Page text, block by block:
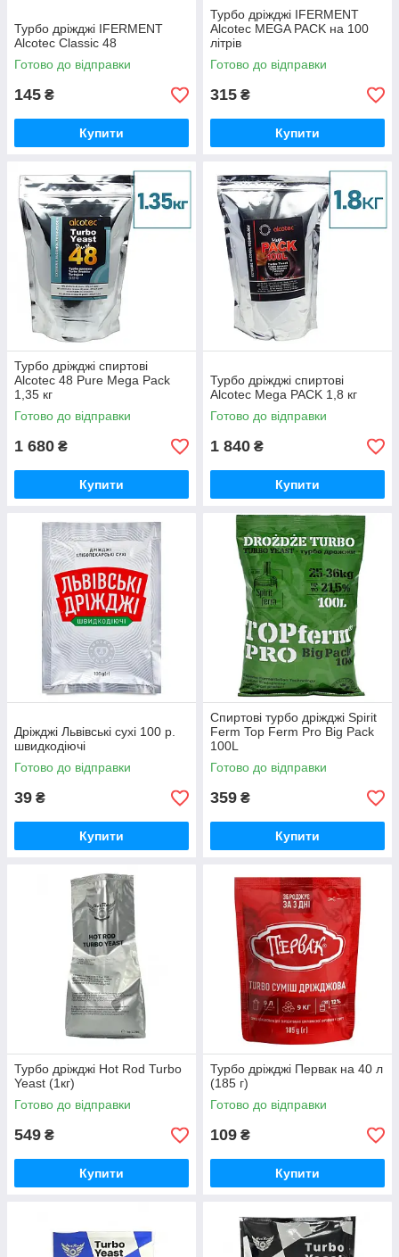
Турбо дріжджі IFERMENT
Alcotec Classic 48
Готово до відправки
145 ₴
Купити
Турбо дріжджі IFERMENT
Alcotec MEGA PACK на 100
літрів
Готово до відправки
315 ₴
Купити
Турбо дріжджі спиртові
Alcotec 48 Pure Mega Pack
1,35 кг
Готово до відправки
1 680 ₴
Купити
Турбо дріжджі спиртові
Alcotec Mega PACK 1,8 кг
Готово до відправки
1 840 ₴
Купити
Дріжджі Львівські сухі 100 р.
швидкодіючі
Готово до відправки
39 ₴
Купити
Спиртові турбо дріжджі Spirit
Ferm Top Ferm Pro Big Pack
100L
Готово до відправки
359 ₴
Купити
Турбо дріжджі Hot Rod Turbo
Yeast (1кг)
Готово до відправки
549 ₴
Купити
Турбо дріжджі Первак на 40 л
(185 г)
Готово до відправки
109 ₴
Купити